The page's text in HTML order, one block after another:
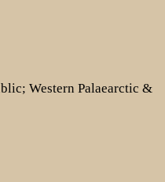
Western Palaearctic &